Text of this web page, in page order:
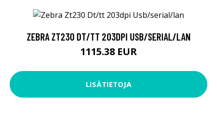
ZEBRA ZT230 DT/TT 203DPI USB/SERIAL/LAN
1115.38 EUR
LISÄTIETOJA